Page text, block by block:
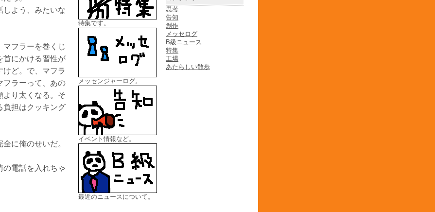
しよう、みたいな
マフラーを巻くじ
首にかける習性が
ど。で、マフラ
フラーって、あの
より太くなる。そ
負担はクッキング
に俺のせいだ。
の電話を入れちゃ
特集です。
メッセンジャーログ。
イベント情報など。
最近のニュースについて。
思考
告知
創作
メッセログ
B級ニュース
特集
工場
あたらしい散歩